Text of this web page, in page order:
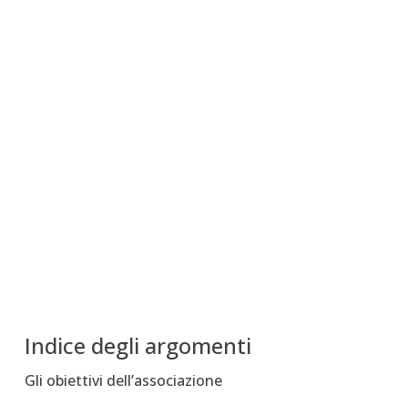
Indice degli argomenti
Gli obiettivi dell’associazione